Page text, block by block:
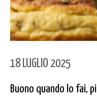
18 LUGLIO 2025
Buono quando lo fai,